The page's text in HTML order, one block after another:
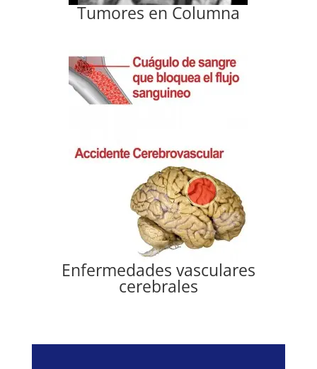
Tumores en Columna
Enfermedades vasculares
cerebrales